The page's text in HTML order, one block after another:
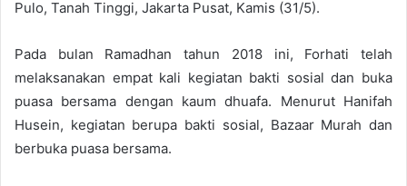
Pulo, Tanah Tinggi, Jakarta Pusat, Kamis (31/5).
Pada bulan Ramadhan tahun 2018 ini, Forhati telah
melaksanakan empat kali kegiatan bakti sosial dan buka
puasa bersama dengan kaum dhuafa. Menurut Hanifah
Husein, kegiatan berupa bakti sosial, Bazaar Murah dan
berbuka puasa bersama.